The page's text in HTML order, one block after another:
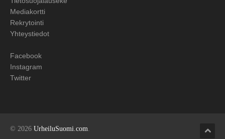
Mediakortti
Rekrytointi
Yhteystiedot
Facebook
Instagram
Twitter
© 2026 UrheiluSuomi.com.